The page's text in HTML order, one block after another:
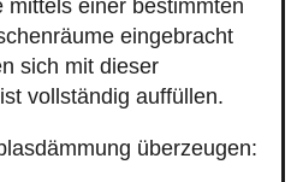
mittels einer bestimmten
eingebracht
sich mit dieser
vollständig auffüllen.
überzeugen: